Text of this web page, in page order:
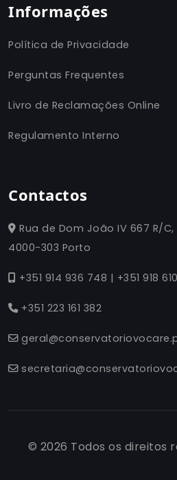
Informações
Política de Privacidade
Perguntas Frequentes
Livro de Reclamações Online
Regulamento Interno
Contactos
Rua de Dom João IV 667 R/C,
4000-303 Porto
+351 914 936 748 | +351 918
+351 223 161 382
© 2026 Todos os direitos